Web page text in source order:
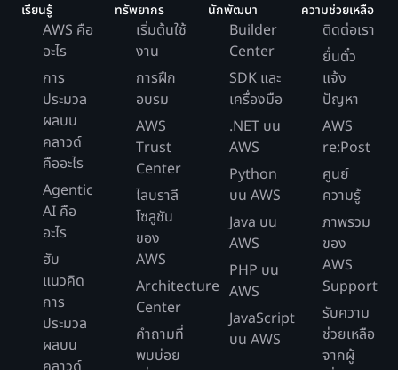
เรียนรู้
AWS คือ
อะไร
การ
ประมวล
ผลบน
คลาวด์
คืออะไร
Agentic
AI คือ
อะไร
ฮับ
แนวคิด
การ
ประมวล
ผลบน
ทรัพยากร
เริ่มต้นใช้
งาน
การฝึก
อบรม
AWS
Trust
Center
ไลบราลี
โซลูชัน
ของ
AWS
Architecture
Center
คำถามที่
พบบ่อย
นักพัฒนา
Builder
Center
SDK และ
เครื่องมือ
.NET บน
AWS
Python
บน AWS
Java บน
AWS
PHP บน
AWS
JavaScript
บน AWS
ความช่วยเหลือ
ติดต่อเรา
ยื่นตั๋ว
แจ้ง
ปัญหา
AWS
re:Post
ศูนย์
ความรู้
ภาพรวม
ของ
AWS
Support
รับความ
ช่วยเหลือ
จากผู้